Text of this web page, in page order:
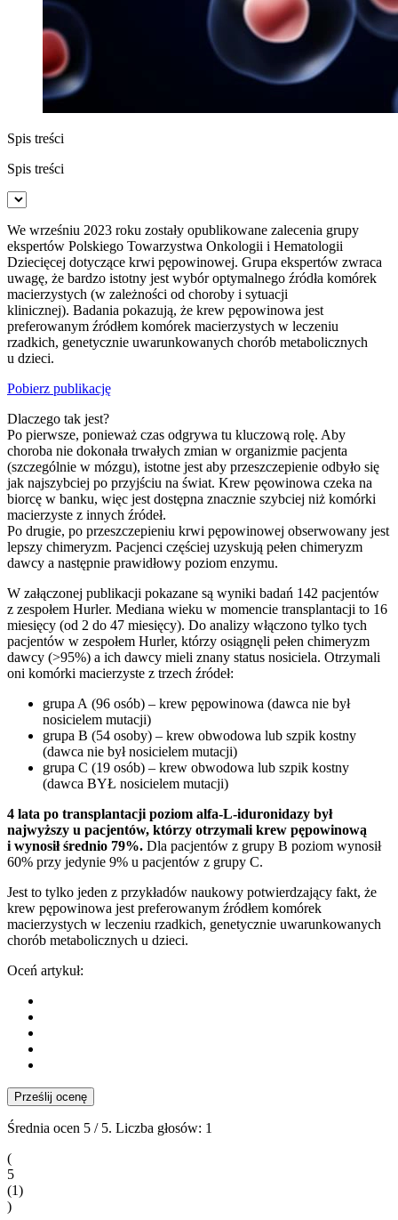
Spis treści
Spis treści
We wrześniu 2023 roku zostały opublikowane zalecenia grupy
ekspertów Polskiego Towarzystwa Onkologii i Hematologii
Dziecięcej dotyczące krwi pępowinowej. Grupa ekspertów zwraca
uwagę, że bardzo istotny jest wybór optymalnego źródła komórek
macierzystych (w zależności od choroby i sytuacji
klinicznej). Badania pokazują, że krew pępowinowa jest
preferowanym źródłem komórek macierzystych w leczeniu
rzadkich, genetycznie uwarunkowanych chorób metabolicznych
u dzieci.
Pobierz publikację
Dlaczego tak jest?
Po pierwsze, ponieważ czas odgrywa tu kluczową rolę. Aby
choroba nie dokonała trwałych zmian w organizmie pacjenta
(szczególnie w mózgu), istotne jest aby przeszczepienie odbyło się
jak najszybciej po przyjściu na świat. Krew pęowinowa czeka na
biorcę w banku, więc jest dostępna znacznie szybciej niż komórki
macierzyste z innych źródeł.
Po drugie, po przeszczepieniu krwi pępowinowej obserwowany jest
lepszy chimeryzm. Pacjenci częściej uzyskują pełen chimeryzm
dawcy a następnie prawidłowy poziom enzymu.
W załączonej publikacji pokazane są wyniki badań 142 pacjentów
z zespołem Hurler. Mediana wieku w momencie transplantacji to 16
miesięcy (od 2 do 47 miesięcy). Do analizy włączono tylko tych
pacjentów w zespołem Hurler, którzy osiągnęli pełen chimeryzm
dawcy (>95%) a ich dawcy mieli znany status nosiciela. Otrzymali
oni komórki macierzyste z trzech źródeł:
grupa A (96 osób) – krew pępowinowa (dawca nie był
nosicielem mutacji)
grupa B (54 osoby) – krew obwodowa lub szpik kostny
(dawca nie był nosicielem mutacji)
grupa C (19 osób) – krew obwodowa lub szpik kostny
(dawca BYŁ nosicielem mutacji)
4 lata po transplantacji poziom alfa-L-iduronidazy był
najwyższy u pacjentów, którzy otrzymali krew pępowinową
i wynosił średnio 79%. Dla pacjentów z grupy B poziom wynosił
60% przy jedynie 9% u pacjentów z grupy C.
Jest to tylko jeden z przykładów naukowy potwierdzający fakt, że
krew pępowinowa jest preferowanym źródłem komórek
macierzystych w leczeniu rzadkich, genetycznie uwarunkowanych
chorób metabolicznych u dzieci.
Oceń artykuł:
Prześlij ocenę
Średnia ocen 5 / 5. Liczba głosów: 1
(
5
(1)
)